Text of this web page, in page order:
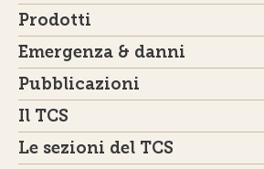
Prodotti
Emergenza & danni
Pubblicazioni
Il TCS
Le sezioni del TCS